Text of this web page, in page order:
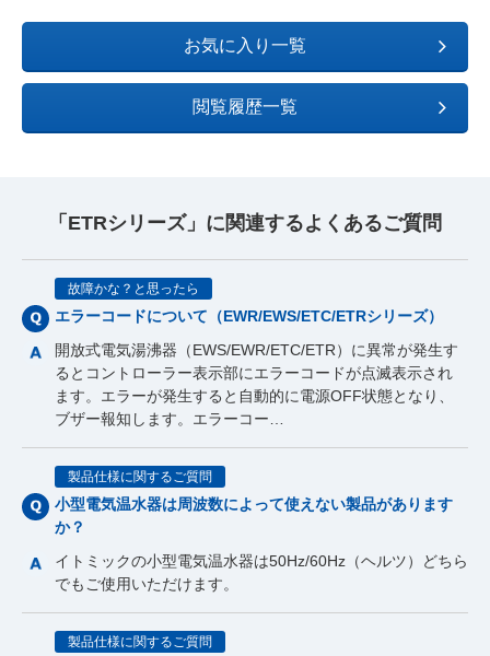
お気に入り一覧
閲覧履歴一覧
「ETRシリーズ」に関連するよくあるご質問
故障かな？と思ったら
エラーコードについて（EWR/EWS/ETC/ETRシリーズ）
開放式電気湯沸器（EWS/EWR/ETC/ETR）に異常が発生す
るとコントローラー表示部にエラーコードが点滅表示され
ます。エラーが発生すると自動的に電源OFF状態となり、
ブザー報知します。エラーコー…
製品仕様に関するご質問
小型電気温水器は周波数によって使えない製品があります
か？
イトミックの小型電気温水器は50Hz/60Hz（ヘルツ）どちら
でもご使用いただけます。
製品仕様に関するご質問